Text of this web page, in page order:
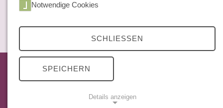
Bücher / E-Books
Notwendige Cookies
SCHLIESSEN
SPEICHERN
Details anzeigen